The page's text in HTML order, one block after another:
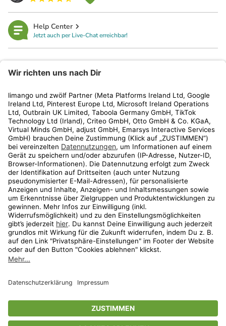
Help Center
Jetzt auch per Live-Chat erreichbar!
Kundenservice
Shop
Aktionen
Travel
* Streichpreise entsprechen der unverbindlichen Preisempfehlung des